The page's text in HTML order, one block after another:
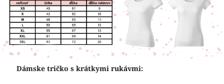
Dámske tričko s krátkymi rukávmi: